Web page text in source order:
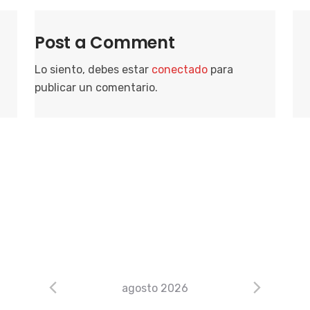
Post a Comment
Lo siento, debes estar conectado para
publicar un comentario.
agosto 2026